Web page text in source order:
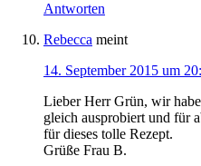
Antworten
Rebecca meint
14. September 2015 um
Lieber Herr Grün, wir
gleich ausprobiert und für
für dieses tolle Rezept.
Grüße Frau B.